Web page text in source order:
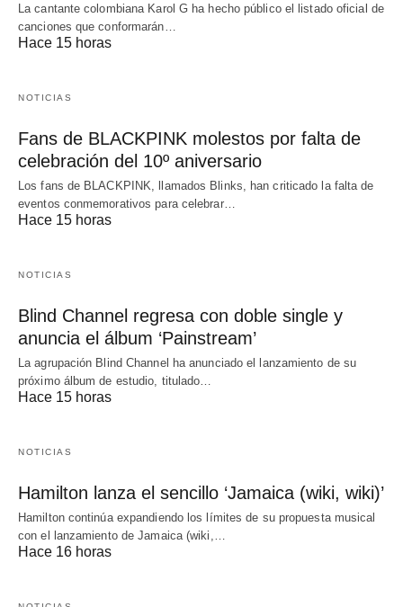
La cantante colombiana Karol G ha hecho público el listado oficial de
canciones que conformarán…
Hace 15 horas
NOTICIAS
Fans de BLACKPINK molestos por falta de
celebración del 10º aniversario
Los fans de BLACKPINK, llamados Blinks, han criticado la falta de
eventos conmemorativos para celebrar…
Hace 15 horas
NOTICIAS
Blind Channel regresa con doble single y
anuncia el álbum ‘Painstream’
La agrupación Blind Channel ha anunciado el lanzamiento de su
próximo álbum de estudio, titulado…
Hace 15 horas
NOTICIAS
Hamilton lanza el sencillo ‘Jamaica (wiki, wiki)’
Hamilton continúa expandiendo los límites de su propuesta musical
con el lanzamiento de Jamaica (wiki,…
Hace 16 horas